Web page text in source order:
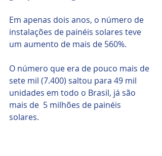
Em apenas dois anos, o número de
instalações de painéis solares teve
um aumento de mais de 560%.
O número que era de pouco mais de
sete mil (7.400) saltou para 49 mil
unidades em todo o Brasil, já são
mais de  5 milhões de painéis
solares.